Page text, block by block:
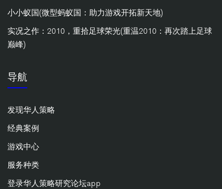
小小蚁国(微型蚂蚁国：助力游戏开拓新天地)
实况之作：2010，重拾足球荣光(重温2010：再次踏上足球
巅峰)
导航
发现华人策略
经典案例
游戏中心
服务种类
登录华人策略研究论坛app